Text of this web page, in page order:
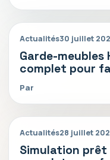
Actualités30 juillet
Garde-meubles
complet pour
Par
Actualités28 juillet
Simulation prêt